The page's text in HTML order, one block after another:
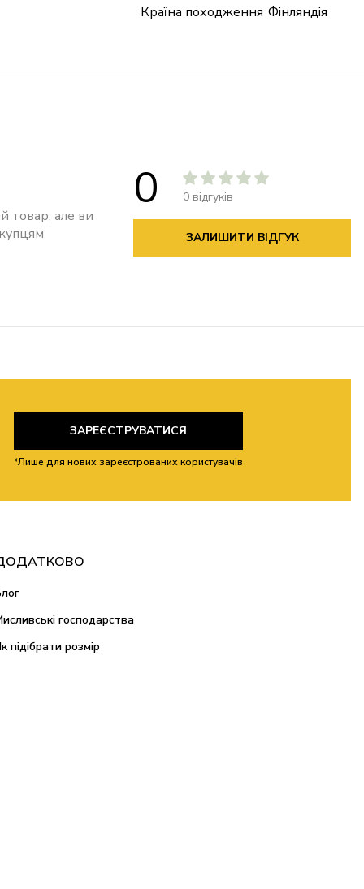
Країна походження Фінляндія
0 0 відгуків
ЗАЛИШИТИ ВІДГУК
товар, але ви
ЗАРЕЄСТРУВАТИСЯ
*Лише для нових зареєстрованих користувачів
господарства
підібрати розмір